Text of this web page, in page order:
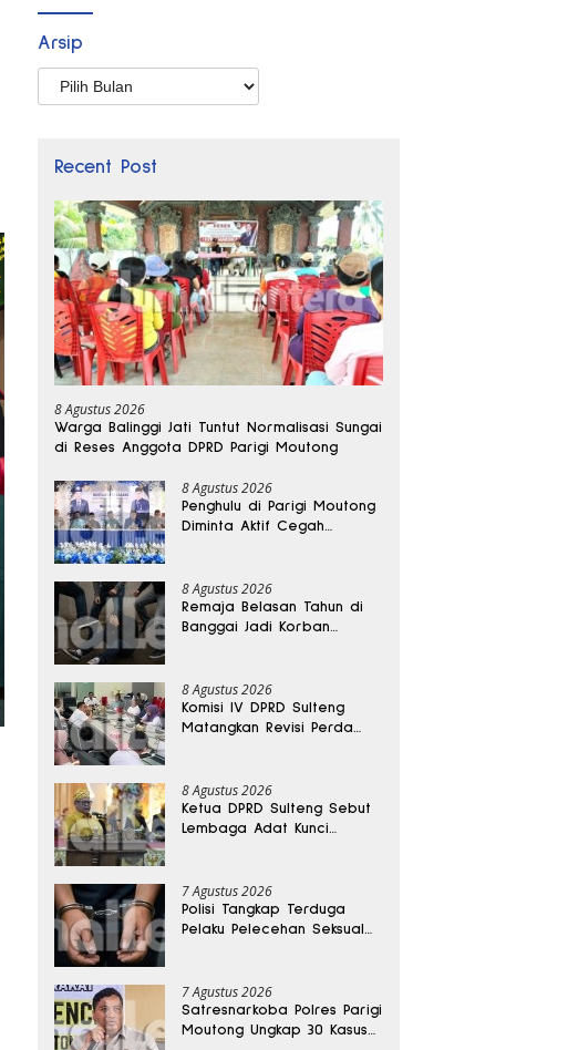
Arsip
Arsip
Recent Post
8 Agustus 2026
Warga Balinggi Jati Tuntut Normalisasi Sungai
di Reses Anggota DPRD Parigi Moutong
8 Agustus 2026
Penghulu di Parigi Moutong
Diminta Aktif Cegah
8 Agustus 2026
Remaja Belasan Tahun di
Banggai Jadi Korban
8 Agustus 2026
Komisi IV DPRD Sulteng
Matangkan Revisi Perda
8 Agustus 2026
Ketua DPRD Sulteng Sebut
Lembaga Adat Kunci
7 Agustus 2026
Polisi Tangkap Terduga
Pelaku Pelecehan Seksual
7 Agustus 2026
Satresnarkoba Polres Parigi
Moutong Ungkap 30 Kasus